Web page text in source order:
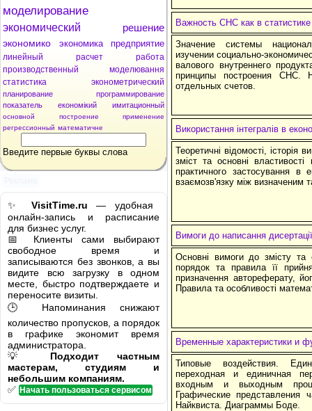
моделирование
экономический решение
экономико экономика предприятие
линейный расчет
работа
производственный
моделювання
статистика
эконометрический
планирование
программирование
показатель
економікий имитационный
основной построение
применение
регрессионный математичне
Введите первые буквы слова
✨ VisitTime.ru — удобная
онлайн-запись и расписание
для бизнес услуг.
📅 Клиенты сами выбирают
свободное время и
записываются без звонков, а вы
видите всю загрузку в одном
месте, быстро подтверждаете и
переносите визиты.
🕒 Напоминания снижают
количество пропусков, а порядок
в графике экономит время
администратора.
💡 Подходит частным
мастерам, студиям и
небольшим компаниям.
✅ Начать пользоваться сервисом
Важность СНС как в статистике
Значение системы
изучении социально-
валового внутреннего
принципы построения СНС.
отдельных счетов.
Використання інтегралів в
Теоретичні відомості, історія
зміст та основні властивості
практичного застосування в
взаємозв'язку між визначеним
Вимоги до написання
Основні вимоги до змісту та
порядок та правила її
призначення автореферату,
Правила та особливості
Временные характеристики и
Типовые воздействия.
переходная и единичная
входным и выходным
Графические представления
Найквиста. Диаграммы Боде.